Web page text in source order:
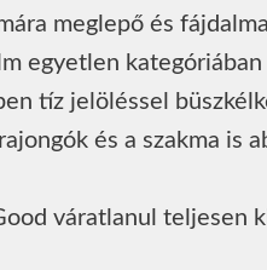
meglepő és
egyetlen
tíz jelöléssel
és a szakma is
váratlanul teljesen